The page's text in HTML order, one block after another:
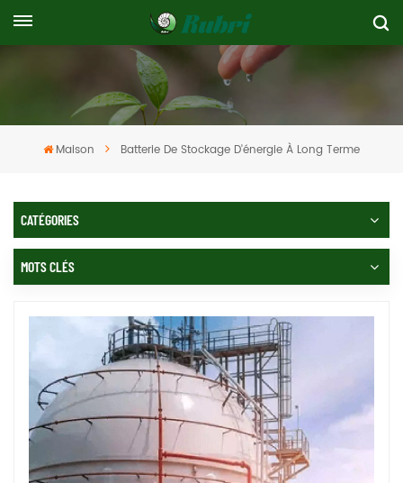
Maison Batterie De Stockage D'énergie À Long Terme
CATÉGORIES
MOTS CLÉS